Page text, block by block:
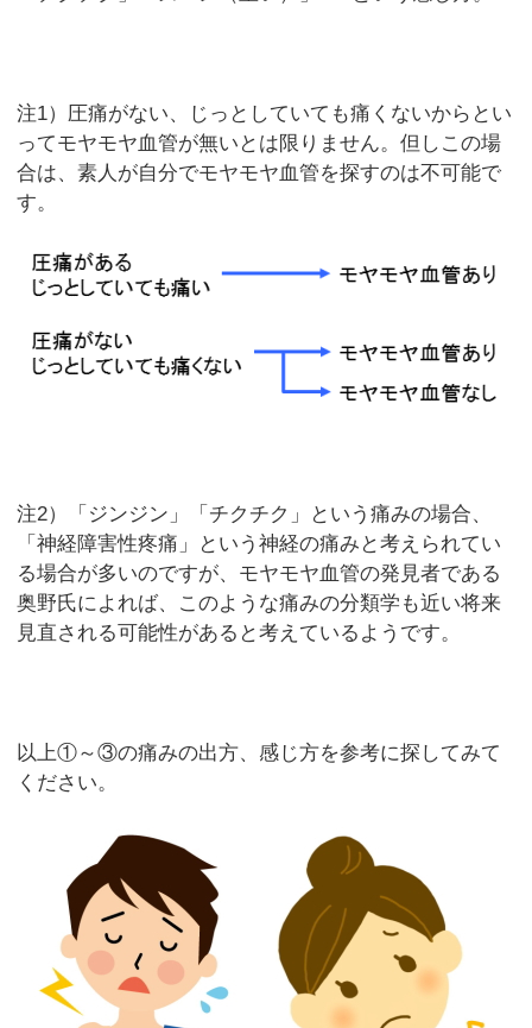
注1）圧痛がない、じっとしていても痛くないからとい
ってモヤモヤ血管が無いとは限りません。但しこの場
合は、素人が自分でモヤモヤ血管を探すのは不可能で
す。
注2）「ジンジン」「チクチク」という痛みの場合、
「神経障害性疼痛」という神経の痛みと考えられてい
る場合が多いのですが、モヤモヤ血管の発見者である
奥野氏によれば、このような痛みの分類学も近い将来
見直される可能性があると考えているようです。
以上①～③の痛みの出方、感じ方を参考に探してみて
ください。